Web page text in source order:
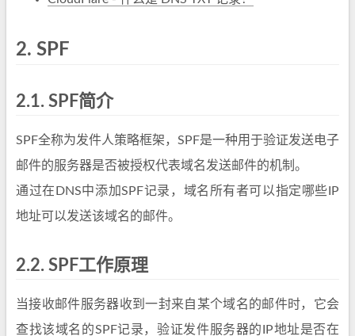
2. SPF
2.1. SPF简介
SPF全称为发件人策略框架，SPF是一种用于验证发送电子
邮件的服务器是否被授权代表域名发送邮件的机制。
通过在DNS中添加SPF记录，域名所有者可以指定哪些IP
地址可以发送该域名的邮件。
2.2. SPF工作原理
当接收邮件服务器收到一封来自某个域名的邮件时，它会
查找该域名的SPF记录，验证发件服务器的IP地址是否在